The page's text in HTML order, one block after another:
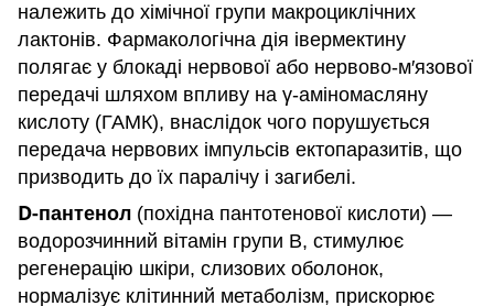
належить до хімічної групи макроциклічних
лактонів. Фармакологічна дія івермектину
полягає у блокаді нервової або нервово-м′язової
передачі шляхом впливу на γ-аміномасляну
кислоту (ГАМК), внаслідок чого порушується
передача нервових імпульсів ектопаразитів, що
призводить до їх паралічу і загибелі.
D-пантенол (похідна пантотенової кислоти) —
водорозчинний вітамін групи В, стимулює
регенерацію шкіри, слизових оболонок,
нормалізує клітинний метаболізм, прискорює